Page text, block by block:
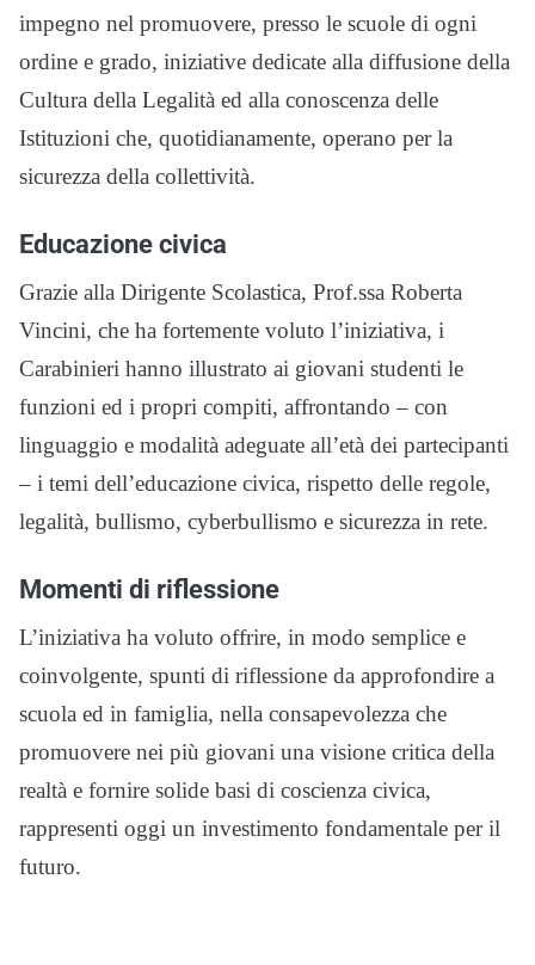
impegno nel promuovere, presso le scuole di ogni
ordine e grado, iniziative dedicate alla diffusione della
Cultura della Legalità ed alla conoscenza delle
Istituzioni che, quotidianamente, operano per la
sicurezza della collettività.
Educazione civica
Grazie alla Dirigente Scolastica, Prof.ssa Roberta
Vincini, che ha fortemente voluto l’iniziativa, i
Carabinieri hanno illustrato ai giovani studenti le
funzioni ed i propri compiti, affrontando – con
linguaggio e modalità adeguate all’età dei partecipanti
– i temi dell’educazione civica, rispetto delle regole,
legalità, bullismo, cyberbullismo e sicurezza in rete.
Momenti di riflessione
L’iniziativa ha voluto offrire, in modo semplice e
coinvolgente, spunti di riflessione da approfondire a
scuola ed in famiglia, nella consapevolezza che
promuovere nei più giovani una visione critica della
realtà e fornire solide basi di coscienza civica,
rappresenti oggi un investimento fondamentale per il
futuro.